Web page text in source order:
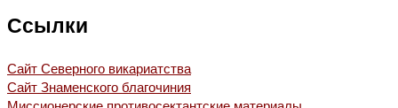
Ссылки
Сайт Северного викариатства
Сайт Знаменского благочиния